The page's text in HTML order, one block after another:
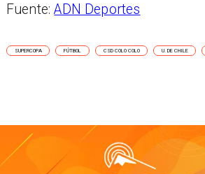
Fuente:ADN Deportes
SUPERCOPA FÚTBOL CSD COLO COLO U. DE CHILE